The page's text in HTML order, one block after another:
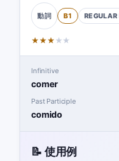
動詞 B1 REGULAR
★★★ ★ ★
Infinitive
comer
Past Participle
comido
📝 使用例